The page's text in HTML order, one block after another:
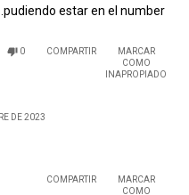
estar en el number
0 COMPARTIR
MARCAR
COMO
INAPROPIADO
DE 2023
COMPARTIR
MARCAR
COMO